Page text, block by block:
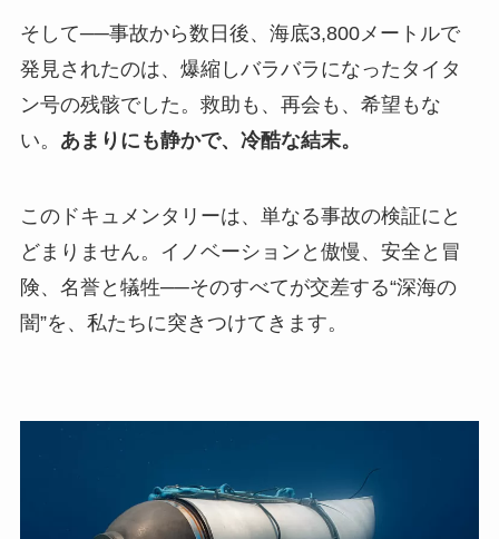
そして──事故から数日後、海底3,800メートルで
発見されたのは、爆縮しバラバラになったタイタ
ン号の残骸でした。救助も、再会も、希望もな
い。 あまりにも静かで、冷酷な結末。
このドキュメンタリーは、単なる事故の検証にと
どまりません。イノベーションと傲慢、安全と冒
険、名誉と犠牲──そのすべてが交差する“深海の
闇”を、私たちに突きつけてきます。